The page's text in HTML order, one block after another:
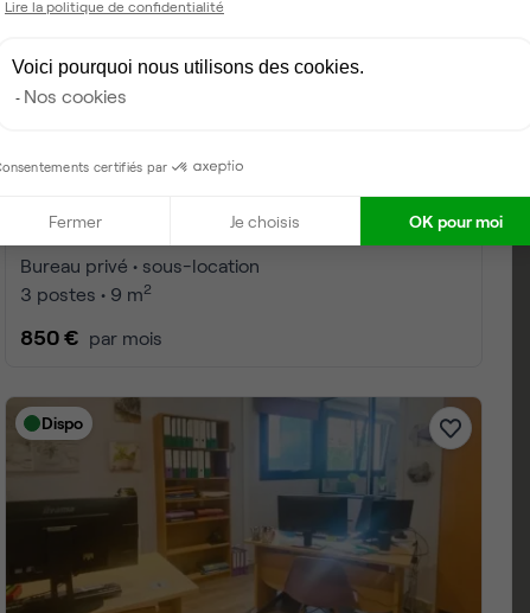
Lire la politique de confidentialité
Voici pourquoi nous utilisons des cookies.
Nos cookies
certifiés par
Fermer Je choisis OK pour moi